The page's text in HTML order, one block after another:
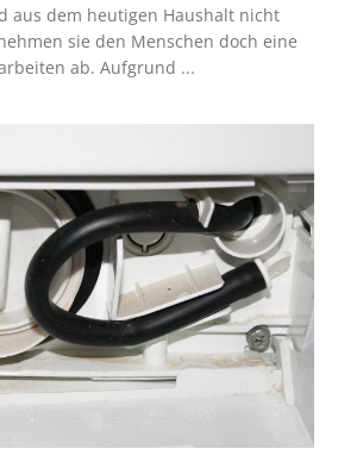
aus dem heutigen Haushalt nicht
sie den Menschen doch eine
ab. Aufgrund ...